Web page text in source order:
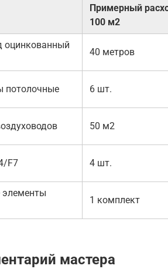
Примерный
100 м2
оцинкованный
40 метров
потолочные 6 шт.
50 м2
F7 4 шт.
элементы
1 комплект
мастера